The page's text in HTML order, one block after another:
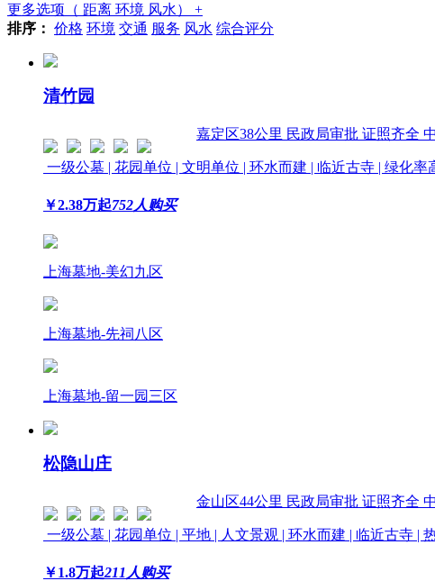
更多选项（ 距离 环境 风水） +
排序： 价格 环境 交通 服务 风水 综合评分
清竹园
嘉定区38公里 民政局审批 证照齐全
一级公墓 | 花园单位 | 文明单位 | 环水而建 | 临近古寺 | 绿化率
￥2.38万起752人购买
上海墓地-美幻九区
上海墓地-先祠八区
上海墓地-留一园三区
松隐山庄
金山区44公里 民政局审批 证照齐全
一级公墓 | 花园单位 | 平地 | 人文景观 | 环水而建 | 临近古寺 |
￥1.8万起211人购买